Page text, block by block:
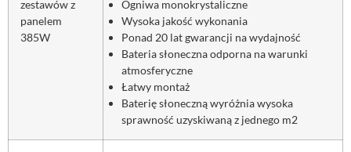
zestawów z
panelem
385W
Ogniwa monokrystaliczne
Wysoka jakość wykonania
Ponad 20 lat gwarancji na wydajność
Bateria słoneczna odporna na warunki
atmosferyczne
Łatwy montaż
Baterię słoneczną wyróżnia wysoka
sprawność uzyskiwaną z jednego m2